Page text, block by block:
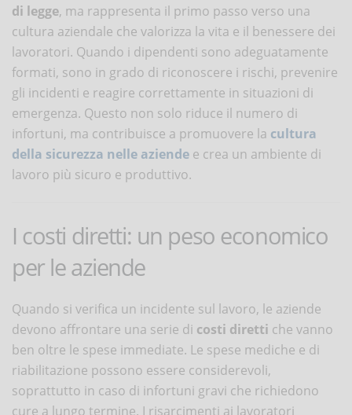
di legge, ma rappresenta il primo passo verso una
cultura aziendale che valorizza la vita e il benessere dei
lavoratori. Quando i dipendenti sono adeguatamente
formati, sono in grado di riconoscere i rischi, prevenire
gli incidenti e reagire correttamente in situazioni di
emergenza. Questo non solo riduce il numero di
infortuni, ma contribuisce a promuovere la cultura
della sicurezza nelle aziende e crea un ambiente di
lavoro più sicuro e produttivo.
I costi diretti: un peso economico
per le aziende
Quando si verifica un incidente sul lavoro, le aziende
devono affrontare una serie di costi diretti che vanno
ben oltre le spese immediate. Le spese mediche e di
riabilitazione possono essere considerevoli,
soprattutto in caso di infortuni gravi che richiedono
cure a lungo termine. I risarcimenti ai lavoratori